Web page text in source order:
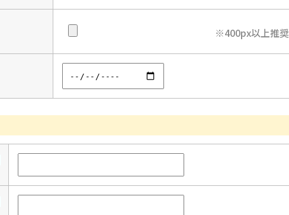
※400px以上推奨